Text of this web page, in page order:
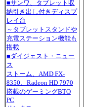
■サンワ、タブレット収
納引き出し付きディスプ
レイ台
～タブレットスタンドや
充電ステーション機能も
搭載
■ダイジェスト・ニュー
ス
ストーム、AMD FX-
8350、Radeon HD 7970
搭載のゲーミングBTO
PC